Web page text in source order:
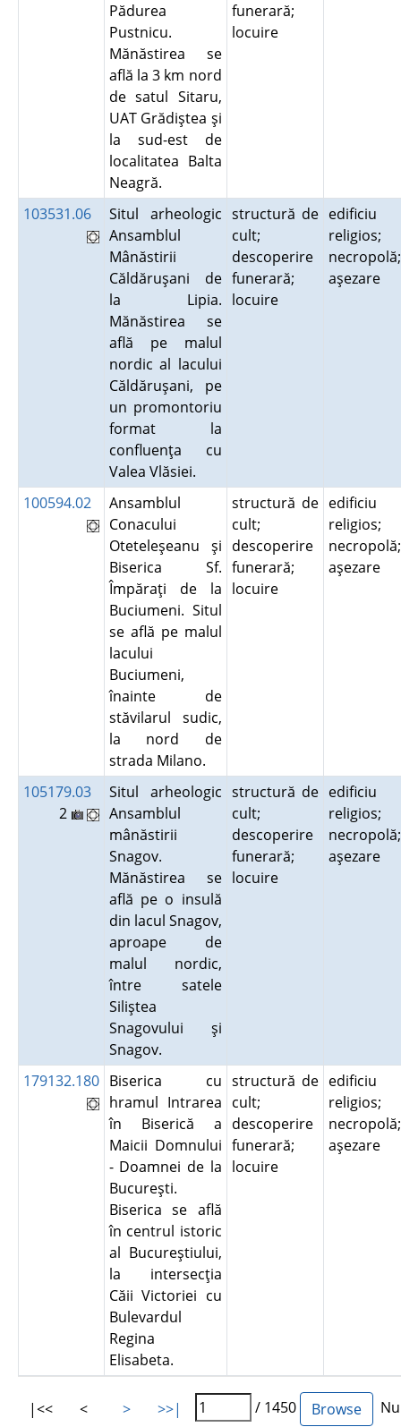
Pădurea
Pustnicu.
Mănăstirea se
află la 3 km nord
de satul Sitaru,
UAT Grădiştea şi
la sud-est de
localitatea Balta
Neagră.
funerară;
locuire
103531.06
Situl arheologic
Ansamblul
Mânăstirii
Căldăruşani de
la Lipia.
Mănăstirea se
află pe malul
nordic al lacului
Căldăruşani, pe
un promontoriu
format la
confluenţa cu
Valea Vlăsiei.
structură de
cult;
descoperire
funerară;
locuire
edificiu
religios;
necropolă;
aşezare
100594.02
Ansamblul
Conacului
Oteteleşeanu şi
Biserica Sf.
Împăraţi de la
Buciumeni. Situl
se află pe malul
lacului
Buciumeni,
înainte de
stăvilarul sudic,
la nord de
strada Milano.
structură de
cult;
descoperire
funerară;
locuire
edificiu
religios;
necropolă;
aşezare
105179.03
2
Situl arheologic
Ansamblul
mânăstirii
Snagov.
Mănăstirea se
află pe o insulă
din lacul Snagov,
aproape de
malul nordic,
între satele
Siliştea
Snagovului şi
Snagov.
structură de
cult;
descoperire
funerară;
locuire
edificiu
religios;
necropolă;
aşezare
179132.180 Biserica cu
hramul Intrarea
în Biserică a
Maicii Domnului
- Doamnei de la
Bucureşti.
Biserica se află
în centrul istoric
al Bucureştiului,
la intersecţia
Căii Victoriei cu
Bulevardul
Regina
Elisabeta.
structură de
cult;
descoperire
funerară;
locuire
edificiu
religios;
necropolă;
aşezare
|<< < > >>| / 1450